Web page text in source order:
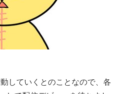
していくとのことなので、各